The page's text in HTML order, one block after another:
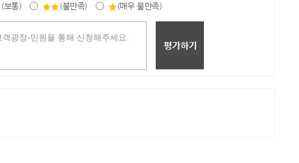
(보통) (불만족) (매우 불만족)